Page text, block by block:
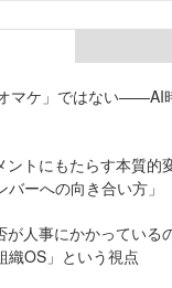
マケ」ではない——AI
ントにもたらす本質的
ーへの向き合い方」
が人事にかかっている
織OS」という視点